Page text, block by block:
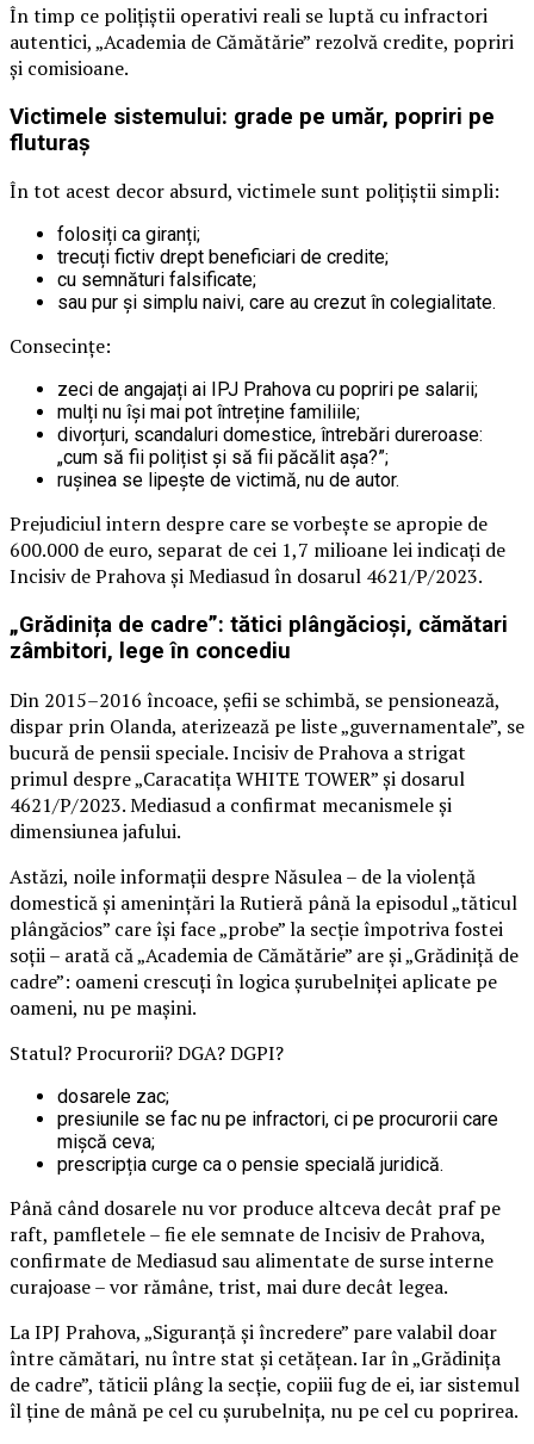
În timp ce polițiștii operativi reali se luptă cu infractori
autentici, „Academia de Cămătărie” rezolvă credite, popriri
și comisioane.
Victimele sistemului: grade pe umăr, popriri pe
fluturaș
În tot acest decor absurd, victimele sunt polițiștii simpli:
folosiți ca giranți;
trecuți fictiv drept beneficiari de credite;
cu semnături falsificate;
sau pur și simplu naivi, care au crezut în colegialitate.
Consecințe:
zeci de angajați ai IPJ Prahova cu popriri pe salarii;
mulți nu își mai pot întreține familiile;
divorțuri, scandaluri domestice, întrebări dureroase:
„cum să fii polițist și să fii păcălit așa?”;
rușinea se lipește de victimă, nu de autor.
Prejudiciul intern despre care se vorbește se apropie de
600.000 de euro, separat de cei 1,7 milioane lei indicați de
Incisiv de Prahova și Mediasud în dosarul 4621/P/2023.
„Grădinița de cadre”: tătici plângăcioși, cămătari
zâmbitori, lege în concediu
Din 2015–2016 încoace, șefii se schimbă, se pensionează,
dispar prin Olanda, aterizează pe liste „guvernamentale”, se
bucură de pensii speciale. Incisiv de Prahova a strigat
primul despre „Caracatița WHITE TOWER” și dosarul
4621/P/2023. Mediasud a confirmat mecanismele și
dimensiunea jafului.
Astăzi, noile informații despre Năsulea – de la violență
domestică și amenințări la Rutieră până la episodul „tăticul
plângăcios” care își face „probe” la secție împotriva fostei
soții – arată că „Academia de Cămătărie” are și „Grădiniță de
cadre”: oameni crescuți în logica șurubelniței aplicate pe
oameni, nu pe mașini.
Statul? Procurorii? DGA? DGPI?
dosarele zac;
presiunile se fac nu pe infractori, ci pe procurorii care
mișcă ceva;
prescripția curge ca o pensie specială juridică.
Până când dosarele nu vor produce altceva decât praf pe
raft, pamfletele – fie ele semnate de Incisiv de Prahova,
confirmate de Mediasud sau alimentate de surse interne
curajoase – vor rămâne, trist, mai dure decât legea.
La IPJ Prahova, „Siguranță și încredere” pare valabil doar
între cămătari, nu între stat și cetățean. Iar în „Grădinița
de cadre”, tăticii plâng la secție, copiii fug de ei, iar sistemul
îl ține de mână pe cel cu șurubelnița, nu pe cel cu poprirea.